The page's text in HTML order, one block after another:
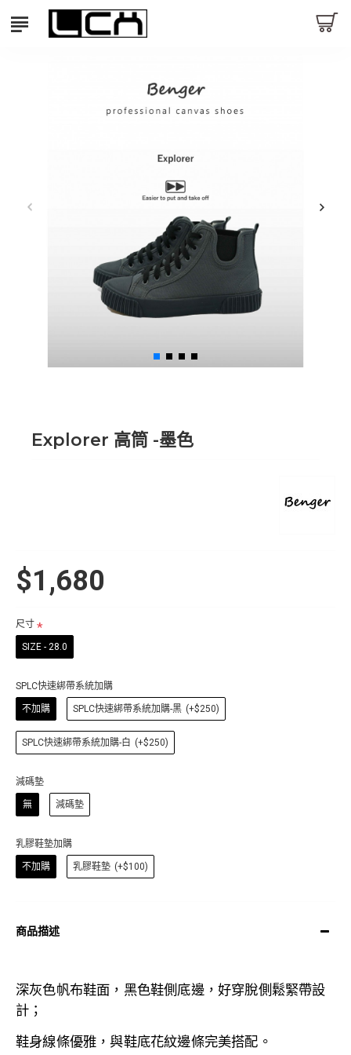
Explorer 高筒 -墨色
$1,680
尺寸
SIZE - 28.0
SPLC快速綁帶系統加購
不加購 SPLC快速綁帶系統加購-黑 (+$250)
SPLC快速綁帶系統加購-白 (+$250)
減碼墊
無 減碼墊
乳膠鞋墊加購
不加購 乳膠鞋墊 (+$100)
商品描述
深灰色帆布鞋面，黑色鞋側底邊，好穿脫側鬆緊帶設
計 ；
鞋身線條優雅，與鞋底花紋邊條完美搭配。